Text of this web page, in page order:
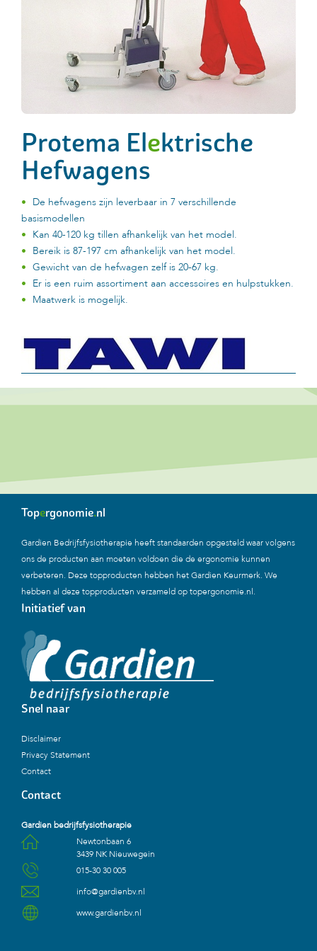
Protema Elektrische
Hefwagens
De hefwagens zijn leverbaar in 7 verschillende
basismodellen
Kan 40-120 kg tillen afhankelijk van het model.
Bereik is 87-197 cm afhankelijk van het model.
Gewicht van de hefwagen zelf is 20-67 kg.
Er is een ruim assortiment aan accessoires en hulpstukken.
Maatwerk is mogelijk.
Topergonomie.nl
Gardien Bedrijfsfysiotherapie heeft standaarden opgesteld waar volgens
ons de producten aan moeten voldoen die de ergonomie kunnen
verbeteren. Deze topproducten hebben het Gardien Keurmerk. We
hebben al deze topproducten verzameld op topergonomie.nl.
Initiatief van
Snel naar
Disclaimer
Privacy Statement
Contact
Contact
Gardien bedrijfsfysiotherapie
Newtonbaan 6
3439 NK Nieuwegein
015-30 30 005
info@gardienbv.nl
www.gardienbv.nl